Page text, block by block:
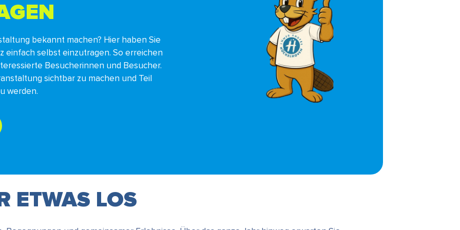
bekannt machen? Hier haben Sie
einfach selbst einzutragen. So erreichen
Besucherinnen und Besucher.
sichtbar zu machen und Teil
werden.
ETWAS LOS